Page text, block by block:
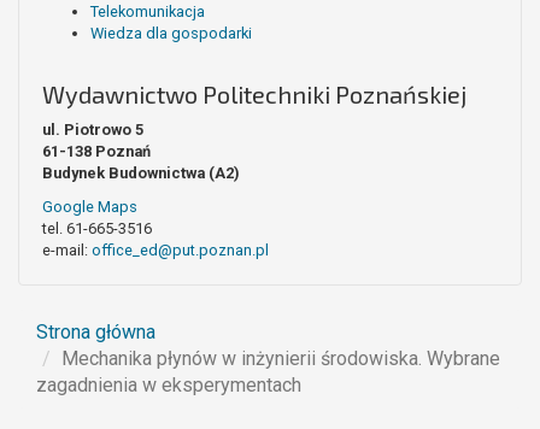
Telekomunikacja
Wiedza dla gospodarki
Wydawnictwo Politechniki Poznańskiej
ul. Piotrowo 5
61-138 Poznań
Budynek Budownictwa (A2)
Google Maps
tel. 61-665-3516
e-mail: office_ed@put.poznan.pl
Strona główna
Mechanika płynów w inżynierii środowiska. Wybrane
zagadnienia w eksperymentach